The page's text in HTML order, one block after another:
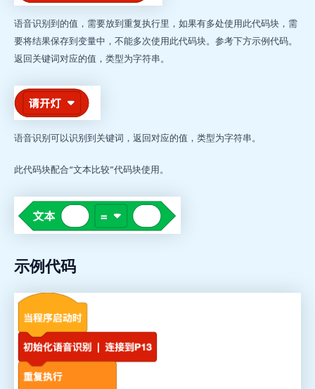
语音识别到的值，需要放到重复执行里，如果有多处使用此代码块，需
要将结果保存到变量中，不能多次使用此代码块。参考下方示例代码。
返回关键词对应的值，类型为字符串。
语音识别可以识别到关键词，返回对应的值，类型为字符串。
此代码块配合“文本比较”代码块使用。
示例代码